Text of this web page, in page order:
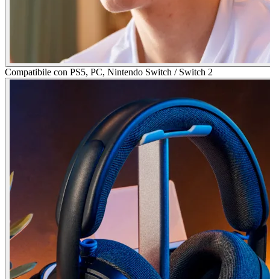
Compatibile con PS5, PC, Nintendo Switch / Switch 2